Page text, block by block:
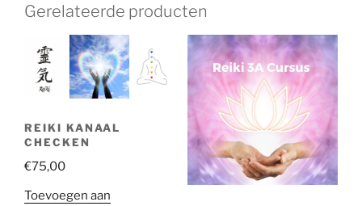
Gerelateerde producten
REIKI KANAAL
CHECKEN
€75,00
Toevoegen aan